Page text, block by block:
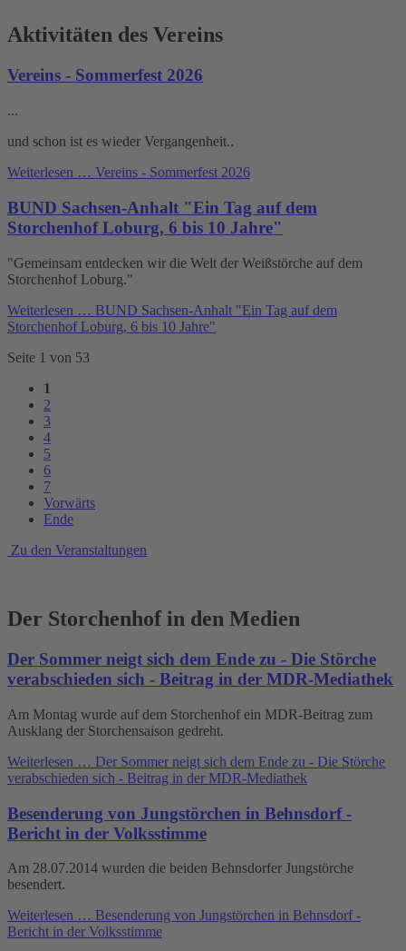
Aktivitäten des Vereins
Vereins - Sommerfest 2026
...
und schon ist es wieder Vergangenheit..
Weiterlesen … Vereins - Sommerfest 2026
BUND Sachsen-Anhalt "Ein Tag auf dem
Storchenhof Loburg, 6 bis 10 Jahre"
"Gemeinsam entdecken wir die Welt der Weißstörche auf dem
Storchenhof Loburg."
Weiterlesen … BUND Sachsen-Anhalt "Ein Tag auf dem
Storchenhof Loburg, 6 bis 10 Jahre"
Seite 1 von 53
1
2
3
4
5
6
7
Vorwärts
Ende
Zu den Veranstaltungen
Der Storchenhof in den Medien
Der Sommer neigt sich dem Ende zu - Die Störche
verabschieden sich - Beitrag in der MDR-Mediathek
Am Montag wurde auf dem Storchenhof ein MDR-Beitrag zum
Ausklang der Storchensaison gedreht.
Weiterlesen … Der Sommer neigt sich dem Ende zu - Die Störche
verabschieden sich - Beitrag in der MDR-Mediathek
Besenderung von Jungstörchen in Behnsdorf -
Bericht in der Volksstimme
Am 28.07.2014 wurden die beiden Behnsdorfer Jungstörche
besendert.
Weiterlesen … Besenderung von Jungstörchen in Behnsdorf -
Bericht in der Volksstimme